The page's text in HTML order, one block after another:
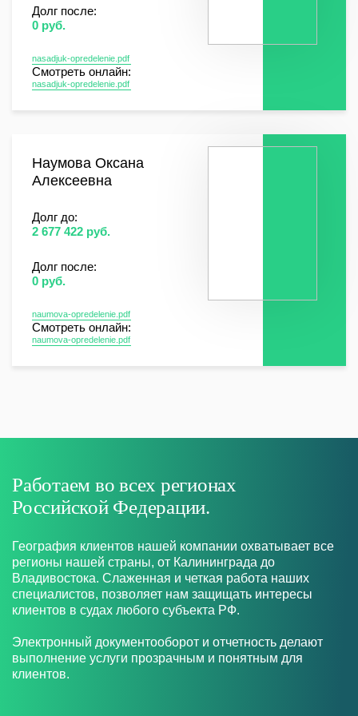
Долг после:
0 руб.
nasadjuk-opredelenie.pdf
Смотреть онлайн:
nasadjuk-opredelenie.pdf
Наумова Оксана
Алексеевна
Долг до:
2 677 422 руб.
Долг после:
0 руб.
naumova-opredelenie.pdf
Смотреть онлайн:
naumova-opredelenie.pdf
Работаем во всех регионах
Российской Федерации.
География клиентов нашей компании охватывает все
регионы нашей страны, от Калининграда до
Владивостока. Слаженная и четкая работа наших
специалистов, позволяет нам защищать интересы
клиентов в судах любого субъекта РФ.
Электронный документооборот и отчетность делают
выполнение услуги прозрачным и понятным для
клиентов.